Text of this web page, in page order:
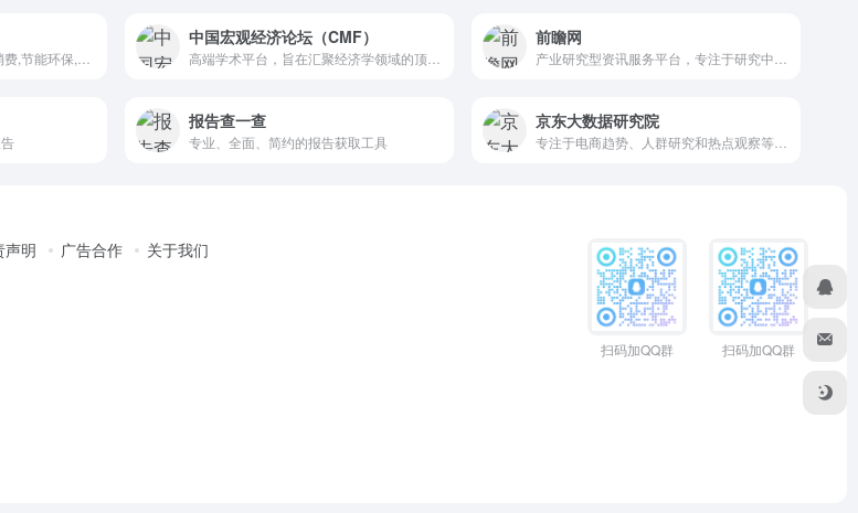
中国宏观经济论坛（CMF） 前瞻网
报告查一查
专业、全面、简约的报告获取工具
京东大数据研究院
声明 广告合作 关于我们
扫码加QQ群 扫码加QQ群